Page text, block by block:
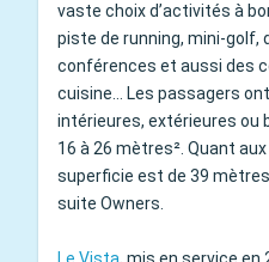
vaste choix d’activités à
piste de running, mini-golf,
conférences et aussi des
cuisine… Les passagers
intérieures, extérieures ou
16 à 26 mètres². Quant
superficie est de 39
suite Owners.